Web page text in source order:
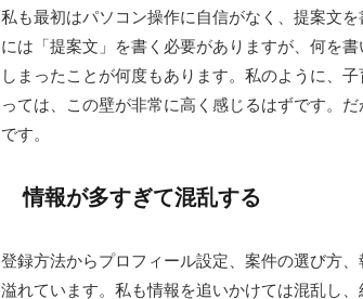
私も最初はパソコン操作に自信がなく、提案文
には「提案文」を書く必要がありますが、何を
しまったことが何度もあります。私のように、
っては、この壁が非常に高く感じるはずです。
です。
情報が多すぎて混乱する
登録方法からプロフィール設定、案件の選び方
溢れています。私も情報を追いかけては混乱し